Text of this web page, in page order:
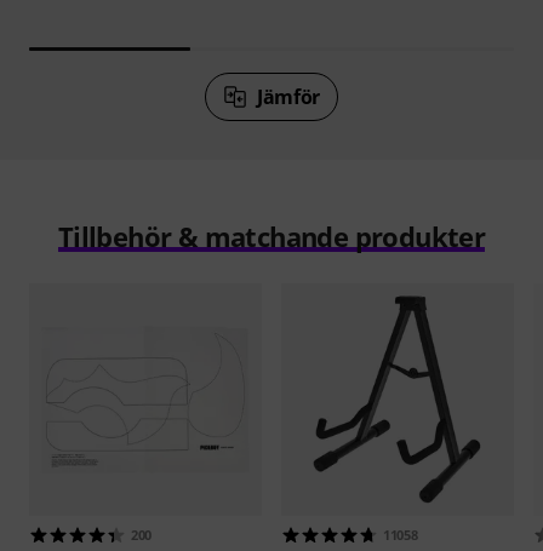
Jämför
Tillbehör & matchande produkter
200 11058